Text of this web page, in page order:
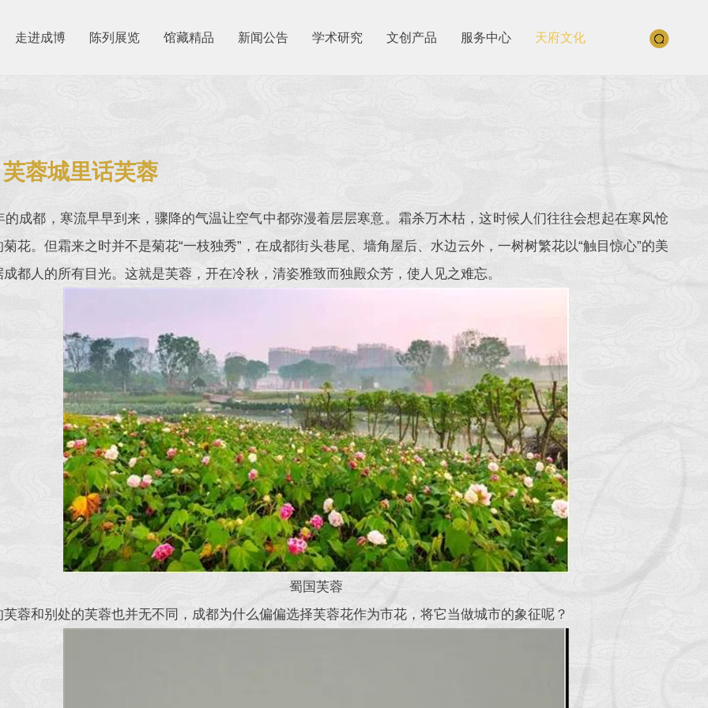
走进成博 陈列展览 馆藏精品 新闻公告 学术研究 文创产品 服务中心 天府文化
蓉城里话芙蓉
的成都，寒流早早到来，骤降的气温让空气中都弥漫着层层寒意。霜杀万木枯，这时候人们往往会想起在寒风怆
花。但霜来之时并不是菊花“一枝独秀”，在成都街头巷尾、墙角屋后、水边云外，一树树繁花以“触目惊心”的美
都人的所有目光。这就是芙蓉，开在冷秋，清姿雅致而独殿众芳，使人见之难忘。
蜀国芙蓉
芙蓉和别处的芙蓉也并无不同，成都为什么偏偏选择芙蓉花作为市花，将它当做城市的象征呢？